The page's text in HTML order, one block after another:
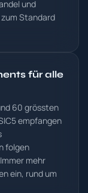
und
Standard
für alle
60 grössten
empfangen
folgen
mehr
ein, rund um